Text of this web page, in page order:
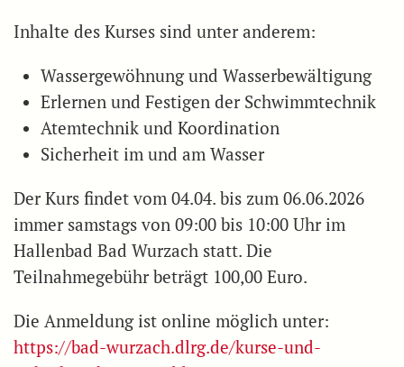
Inhalte des Kurses sind unter anderem:
Wassergewöhnung und Wasserbewältigung
Erlernen und Festigen der Schwimmtechnik
Atemtechnik und Koordination
Sicherheit im und am Wasser
Der Kurs findet vom 04.04. bis zum 06.06.2026
immer samstags von 09:00 bis 10:00 Uhr im
Hallenbad Bad Wurzach statt. Die
Teilnahmegebühr beträgt 100,00 Euro.
Die Anmeldung ist online möglich unter:
https://bad-wurzach.dlrg.de/kurse-und-